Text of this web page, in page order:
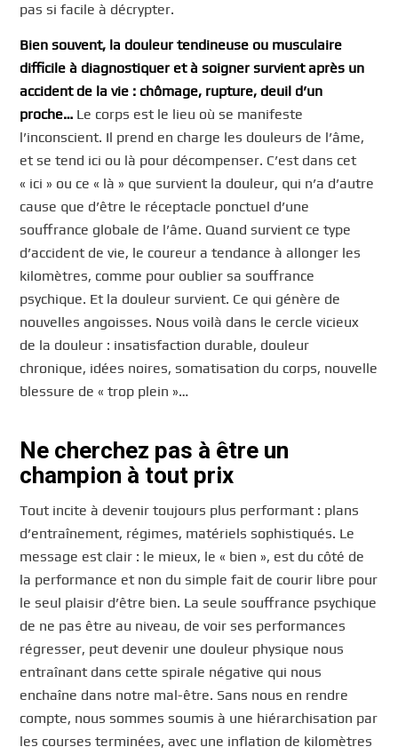
pas si facile à décrypter.
Bien souvent, la douleur tendineuse ou musculaire
difficile à diagnostiquer et à soigner survient après un
accident de la vie : chômage, rupture, deuil d’un
proche… Le corps est le lieu où se manifeste
l’inconscient. Il prend en charge les douleurs de l’âme,
et se tend ici ou là pour décompenser. C’est dans cet
« ici » ou ce « là » que survient la douleur, qui n’a d’autre
cause que d’être le réceptacle ponctuel d’une
souffrance globale de l’âme. Quand survient ce type
d’accident de vie, le coureur a tendance à allonger les
kilomètres, comme pour oublier sa souffrance
psychique. Et la douleur survient. Ce qui génère de
nouvelles angoisses. Nous voilà dans le cercle vicieux
de la douleur : insatisfaction durable, douleur
chronique, idées noires, somatisation du corps, nouvelle
blessure de « trop plein »…
Ne cherchez pas à être un
champion à tout prix
Tout incite à devenir toujours plus performant : plans
d’entraînement, régimes, matériels sophistiqués. Le
message est clair : le mieux, le « bien », est du côté de
la performance et non du simple fait de courir libre pour
le seul plaisir d’être bien. La seule souffrance psychique
de ne pas être au niveau, de voir ses performances
régresser, peut devenir une douleur physique nous
entraînant dans cette spirale négative qui nous
enchaîne dans notre mal-être. Sans nous en rendre
compte, nous sommes soumis à une hiérarchisation par
les courses terminées, avec une inflation de kilomètres